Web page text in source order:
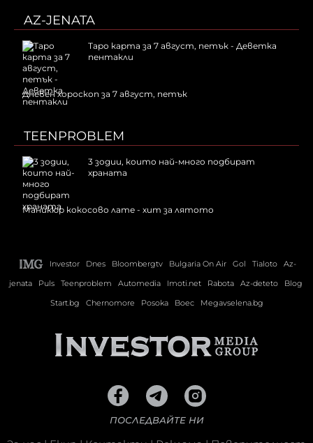
AZ-JENATA
Таро карта за 7 август, петък - Деветка
пентакли
Дневен хороскоп за 7 август, петък
TEENPROBLEM
3 зодии, които най-много подбират
храната
Маникюр кокосово лате - хит за лятото
Investor Dnes Bloombergtv Bulgaria On Air Gol Tialoto
Az-
jenata
Puls Teenproblem Automedia Imoti.net Rabota Az-deteto
Blog
Start.bg
Chernomore Posoka Boec Megavselena.bg
ПОСЛЕДВАЙТЕ НИ